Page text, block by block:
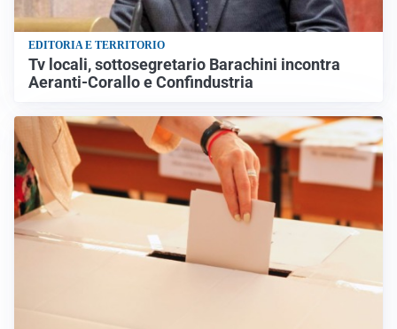
EDITORIA E TERRITORIO
Tv locali, sottosegretario Barachini incontra
Aeranti-Corallo e Confindustria